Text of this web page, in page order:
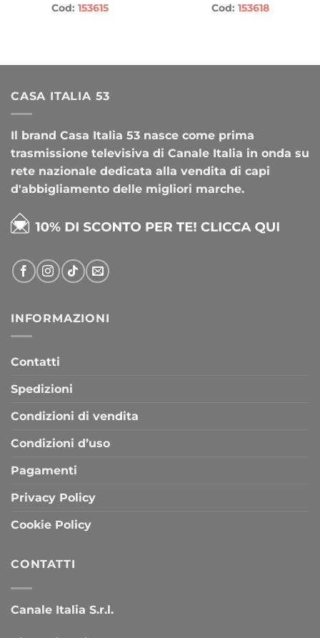
Cod: 153615
Cod: 153618
CASA ITALIA 53
Il brand Casa Italia 53 nasce come prima
trasmissione televisiva di Canale Italia in onda su
rete nazionale dedicata alla vendita di capi
d'abbigliamento delle migliori marche.
INFORMAZIONI
Contatti
Spedizioni
Condizioni di vendita
Condizioni d’uso
Pagamenti
Privacy Policy
Cookie Policy
CONTATTI
Canale Italia S.r.l.